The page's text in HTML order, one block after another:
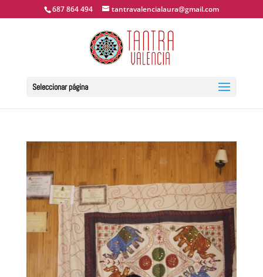
687 864 494 tantravalencialaura@gmail.com
Seleccionar página